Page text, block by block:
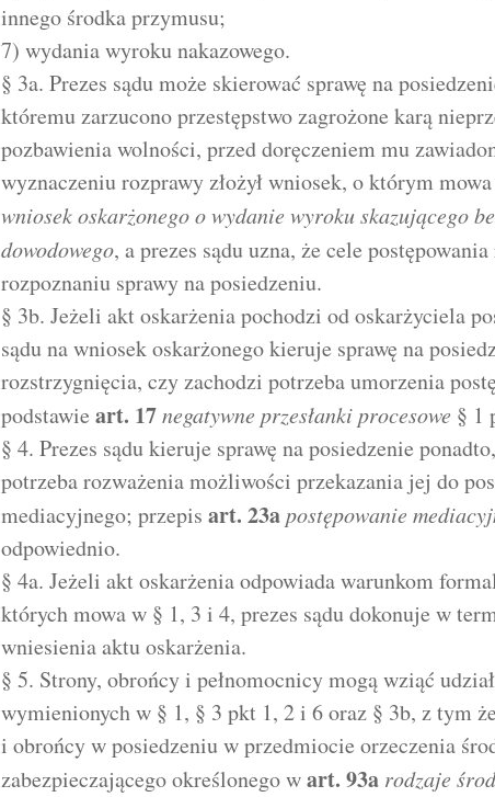
innego środka przymusu;
7) wydania wyroku nakazowego.
§ 3a. Prezes sądu może skierować sprawę na
któremu zarzucono przestępstwo zagrożone karą
pozbawienia wolności, przed doręczeniem mu
wyznaczeniu rozprawy złożył wniosek, o którym
wniosek oskarżonego o wydanie wyroku skazującego
dowodowego, a prezes sądu uzna, że cele
rozpoznaniu sprawy na posiedzeniu.
§ 3b. Jeżeli akt oskarżenia pochodzi od oskarżyciela
sądu na wniosek oskarżonego kieruje sprawę na
rozstrzygnięcia, czy zachodzi potrzeba umorzenia
podstawie art. 17negatywne przesłanki procesowe § 1
§ 4. Prezes sądu kieruje sprawę na posiedzenie
potrzeba rozważenia możliwości przekazania jej do
mediacyjnego; przepis art. 23a postępowanie
odpowiednio.
§ 4a. Jeżeli akt oskarżenia odpowiada warunkom
których mowa w § 1, 3 i 4, prezes sądu dokonuje w
wniesienia aktu oskarżenia.
§ 5. Strony, obrońcy i pełnomocnicy mogą wziąć
wymienionych w § 1, § 3 pkt 1, 2 i 6 oraz § 3b, z tym
i obrońcy w posiedzeniu w przedmiocie orzeczenia
zabezpieczającego określonego wart. 93a rodzaje